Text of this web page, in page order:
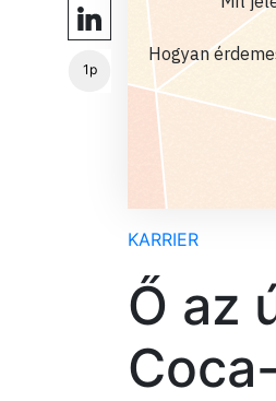
1p
Hogyan
KARRIER
Ő az